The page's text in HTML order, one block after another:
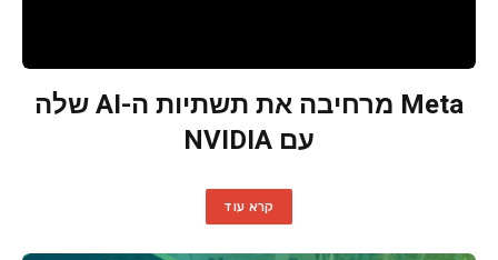
Meta מרחיבה את תשתיות ה-AI שלה
עם NVIDIA
קרא עוד